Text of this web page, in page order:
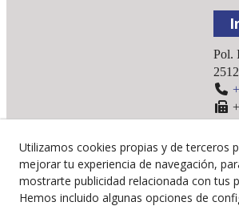
Pol.
Utilizamos cookies propias y de terceros
mejorar tu experiencia de navegación,
mostrarte publicidad relacionada con tus
Hemos incluido algunas opciones de